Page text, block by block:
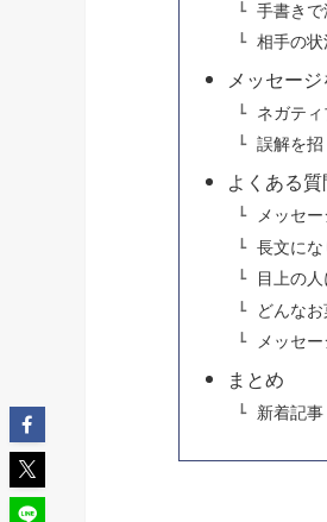
手書き
相手の
メッセー
ネガテ
誤解を
よくある質
メッセ
長文に
目上の
どんな
メッセ
まとめ
新着記事